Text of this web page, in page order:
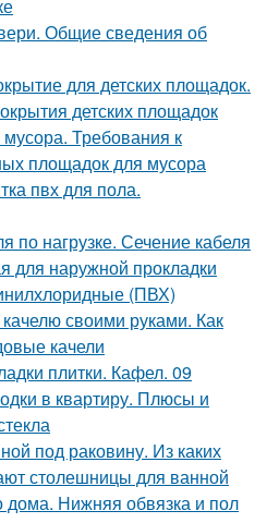
Общие сведения об
для детских площадок.
детских площадок
Требования к
площадок для мусора
пвх для пола.
по нагрузке. Сечение кабеля
для наружной прокладки
(ПВХ)
своими руками. Как
качели
плитки. Кафел. 09
в квартиру. Плюсы и
под раковину. Из каких
столешницы для ванной
дома. Нижняя обвязка и пол